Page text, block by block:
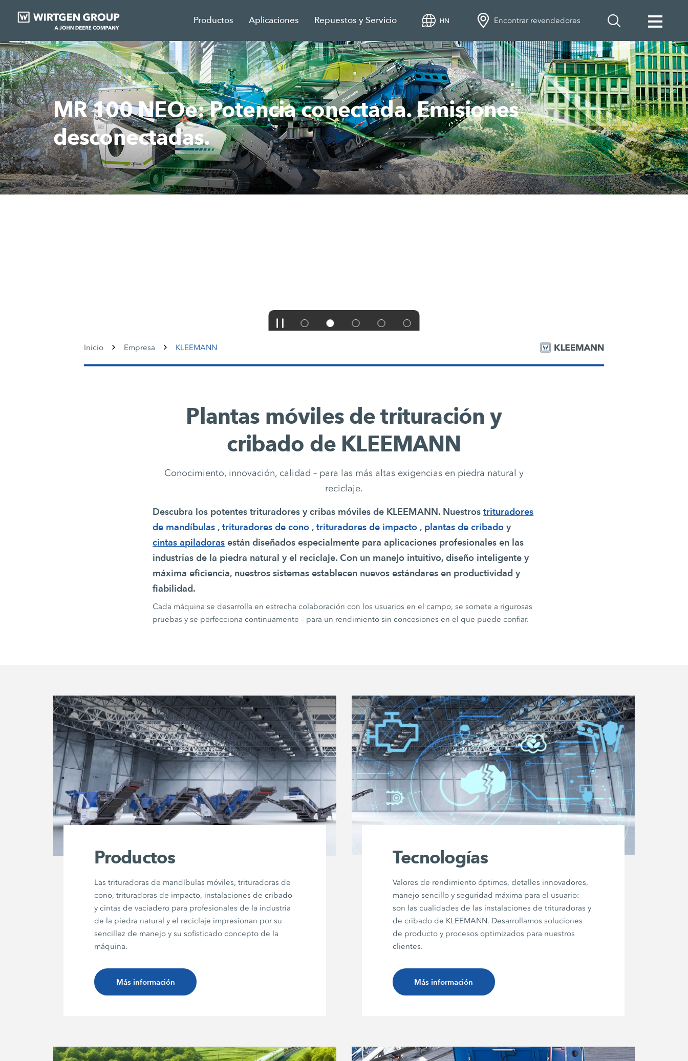
Productos Aplicaciones Repuestos y Servicio HN Encontrar revendedores
MR 100 NEOe: Potencia conectada. Emisiones
desconectadas.
Inicio Empresa KLEEMANN
Plantas móviles de trituración y
cribado de KLEEMANN
Conocimiento, innovación, calidad – para las más altas exigencias en piedra natural y
reciclaje.
Descubra los potentes trituradores y cribas móviles de KLEEMANN. Nuestrostrituradores
de mandíbulas ,trituradores de cono ,trituradores de impacto , plantas de cribado y
cintas apiladoras están diseñados especialmente para aplicaciones profesionales en las
industrias de la piedra natural y el reciclaje. Con un manejo intuitivo, diseño inteligente y
máxima eficiencia, nuestros sistemas establecen nuevos estándares en productividad y
fiabilidad.
Cada máquina se desarrolla en estrecha colaboración con los usuarios en el campo, se somete a rigurosas
pruebas y se perfecciona continuamente – para un rendimiento sin concesiones en el que puede confiar.
Productos
Las trituradoras de mandíbulas móviles, trituradoras de
cono, trituradoras de impacto, instalaciones de cribado
y cintas de vaciadero para profesionales de la industria
de la piedra natural y el reciclaje impresionan por su
sencillez de manejo y su sofisticado concepto de la
máquina.
Más información
Tecnologías
Valores de rendimiento óptimos, detalles innovadores,
manejo sencillo y seguridad máxima para el usuario:
son las cualidades de las instalaciones de trituradoras y
de cribado de KLEEMANN. Desarrollamos soluciones
de producto y procesos optimizados para nuestros
clientes.
Más información